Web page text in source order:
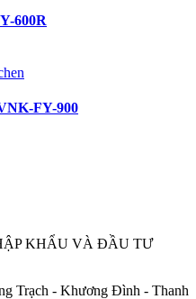
600R
FY-900
KHẨU VÀ ĐẦU TƯ
Trạch - Khương Đình - Thanh